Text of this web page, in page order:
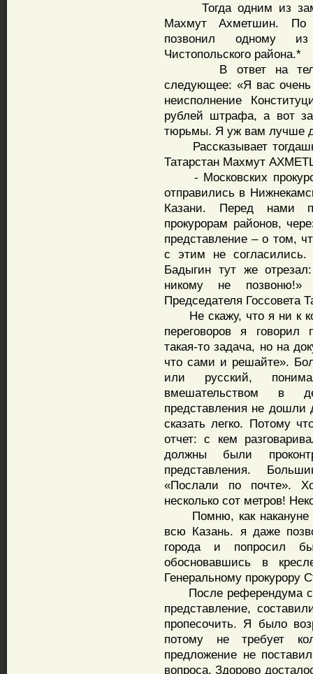
Тогда одним из
Махмут Ахметшин. По
позвонил одному из
Чистопольского района.*
В ответ на
следующее: «Я вас
неисполнение
рублей штрафа, а вот
тюрьмы. Я уж вам лучше
Рассказывает
Татарстан Махмут
- Московских
отправились в
Казани. Перед нами
прокурорам районов,
представление – о том,
с этим не согласились.
Бадыгин тут же
никому не
Председателя Госсовета
Не скажу, что я ни к
переговоров я
такая-то задача, но на
что сами и решайте».
или русский,
вмешательством в
представления не дошли
сказать легко. Потому
отчет: с кем
должны были
представления.
«Послали по почте».
несколько сот метров!
Помню, как накануне
всю Казань. я даже
города и попросил
обосновавшись в
Генеральному прокурору
После референдума
представление,
пропесочить. Я было
потому не требует
предложение не
вопроса. Здорово